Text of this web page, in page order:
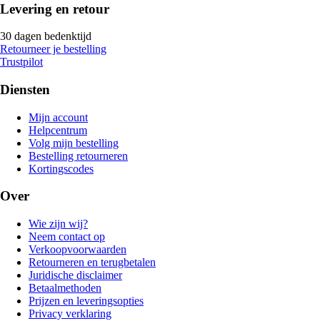
Levering en retour
30 dagen bedenktijd
Retourneer je bestelling
Trustpilot
Diensten
Mijn account
Helpcentrum
Volg mijn bestelling
Bestelling retourneren
Kortingscodes
Over
Wie zijn wij?
Neem contact op
Verkoopvoorwaarden
Retourneren en terugbetalen
Juridische disclaimer
Betaalmethoden
Prijzen en leveringsopties
Privacy verklaring